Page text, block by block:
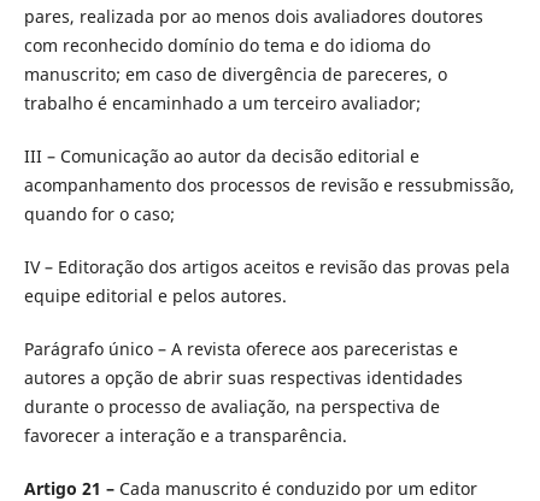
pares, realizada por ao menos dois avaliadores doutores
com reconhecido domínio do tema e do idioma do
manuscrito; em caso de divergência de pareceres, o
trabalho é encaminhado a um terceiro avaliador;
III – Comunicação ao autor da decisão editorial e
acompanhamento dos processos de revisão e ressubmissão,
quando for o caso;
IV – Editoração dos artigos aceitos e revisão das provas pela
equipe editorial e pelos autores.
Parágrafo único – A revista oferece aos pareceristas e
autores a opção de abrir suas respectivas identidades
durante o processo de avaliação, na perspectiva de
favorecer a interação e a transparência.
Artigo 21 –Cada manuscrito é conduzido por um editor